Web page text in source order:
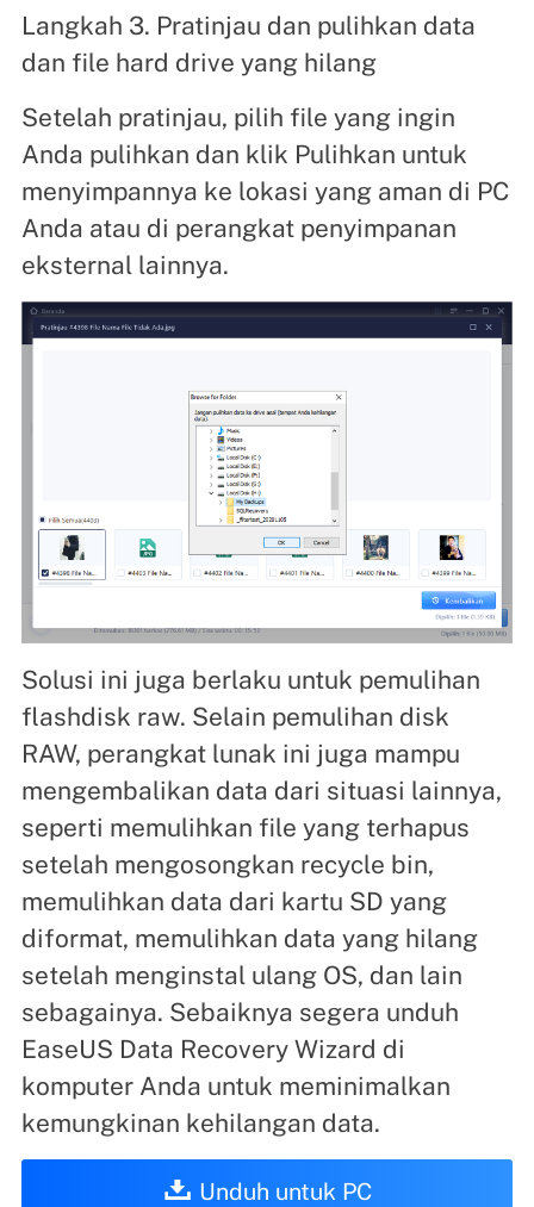
Langkah 3. Pratinjau dan pulihkan data
dan file hard drive yang hilang
Setelah pratinjau, pilih file yang ingin
Anda pulihkan dan klik Pulihkan untuk
menyimpannya ke lokasi yang aman di PC
Anda atau di perangkat penyimpanan
eksternal lainnya.
Solusi ini juga berlaku untuk pemulihan
flashdisk raw. Selain pemulihan disk
RAW, perangkat lunak ini juga mampu
mengembalikan data dari situasi lainnya,
seperti memulihkan file yang terhapus
setelah mengosongkan recycle bin,
memulihkan data dari kartu SD yang
diformat, memulihkan data yang hilang
setelah menginstal ulang OS, dan lain
sebagainya. Sebaiknya segera unduh
EaseUS Data Recovery Wizard di
komputer Anda untuk meminimalkan
kemungkinan kehilangan data.
Unduh untuk PC